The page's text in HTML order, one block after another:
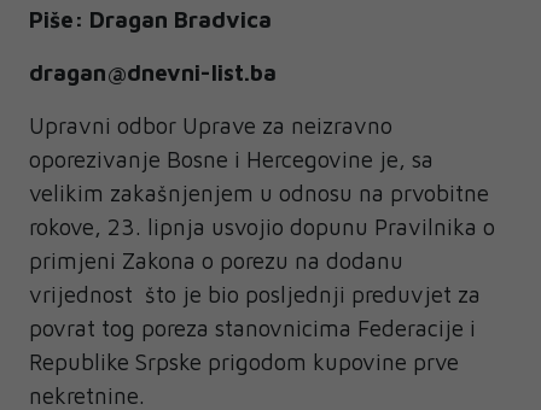
Piše: Dragan Bradvica
dragan@dnevni-list.ba
Upravni odbor Uprave za neizravno
oporezivanje Bosne i Hercegovine je, sa
velikim zakašnjenjem u odnosu na prvobitne
rokove, 23. lipnja usvojio dopunu Pravilnika o
primjeni Zakona o porezu na dodanu
vrijednost što je bio posljednji preduvjet za
povrat tog poreza stanovnicima Federacije i
Republike Srpske prigodom kupovine prve
nekretnine.